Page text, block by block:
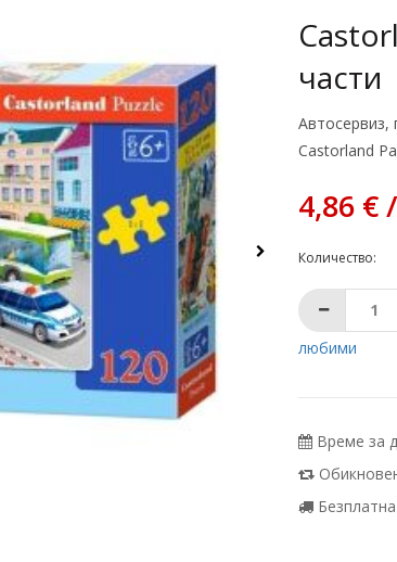
части
Автосервиз,
Castorland
4,86 €
Количество:
любими
Време за